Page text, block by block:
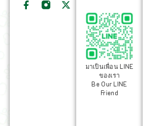
มาเป็นเพื่อน LINE
ของเรา
Be Our LINE
Friend